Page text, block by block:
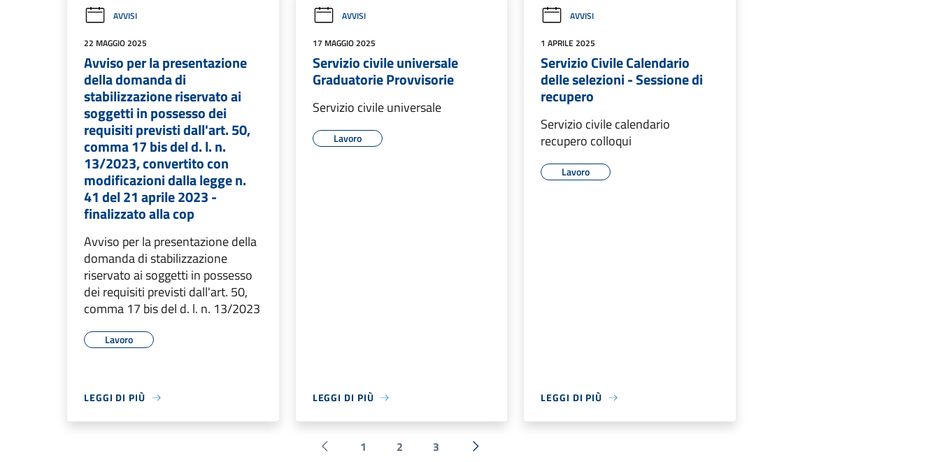
AVVISI
22 MAGGIO 2025
Avviso per la presentazione
della domanda di
stabilizzazione riservato ai
soggetti in possesso dei
requisiti previsti dall'art. 50,
comma 17 bis del d. l. n.
13/2023, convertito con
modificazioni dalla legge n.
41 del 21 aprile 2023 -
finalizzato alla cop
Avviso per la presentazione della
domanda di stabilizzazione
riservato ai soggetti in possesso
dei requisiti previsti dall'art. 50,
comma 17 bis del d. l. n. 13/2023
Lavoro
LEGGI DI PIÙ
AVVISI
17 MAGGIO 2025
Servizio civile universale
Graduatorie Provvisorie
Servizio civile universale
Lavoro
LEGGI DI PIÙ
AVVISI
1 APRILE 2025
Servizio Civile Calendario
delle selezioni - Sessione di
recupero
Servizio civile calendario
recupero colloqui
Lavoro
LEGGI DI PIÙ
Pagina precedente
1 2 3
Successiva »